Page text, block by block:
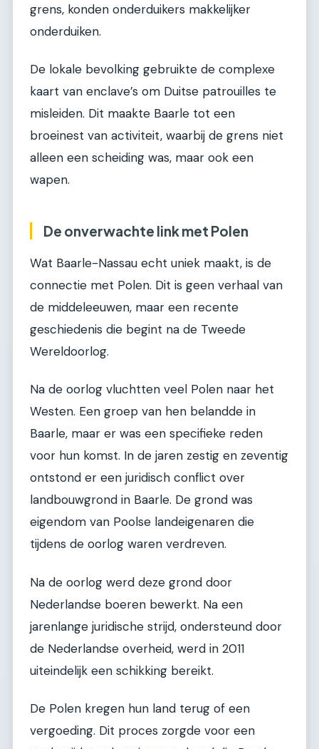
grens, konden onderduikers makkelijker
onderduiken.
De lokale bevolking gebruikte de complexe
kaart van enclave’s om Duitse patrouilles te
misleiden. Dit maakte Baarle tot een
broeinest van activiteit, waarbij de grens niet
alleen een scheiding was, maar ook een
wapen.
De onverwachte link met Polen
Wat Baarle-Nassau echt uniek maakt, is de
connectie met Polen. Dit is geen verhaal van
de middeleeuwen, maar een recente
geschiedenis die begint na de Tweede
Wereldoorlog.
Na de oorlog vluchtten veel Polen naar het
Westen. Een groep van hen belandde in
Baarle, maar er was een specifieke reden
voor hun komst. In de jaren zestig en zeventig
ontstond er een juridisch conflict over
landbouwgrond in Baarle. De grond was
eigendom van Poolse landeigenaren die
tijdens de oorlog waren verdreven.
Na de oorlog werd deze grond door
Nederlandse boeren bewerkt. Na een
jarenlange juridische strijd, ondersteund door
de Nederlandse overheid, werd in 2011
uiteindelijk een schikking bereikt.
De Polen kregen hun land terug of een
vergoeding. Dit proces zorgde voor een